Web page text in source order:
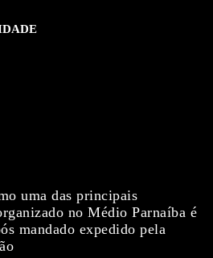
uma das principais
no Médio Parnaíba é
mandado expedido pela